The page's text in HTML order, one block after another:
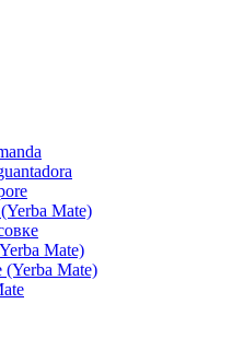
Mate)
Mate)
Mate)